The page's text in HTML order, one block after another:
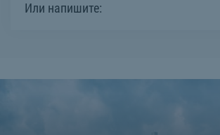
Или напишите: